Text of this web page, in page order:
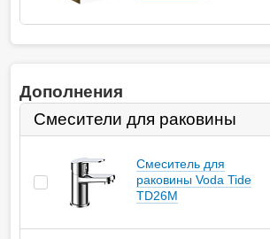
Дополнения
Смесители для раковины
Смеситель для
раковины Voda Tide
TD26M